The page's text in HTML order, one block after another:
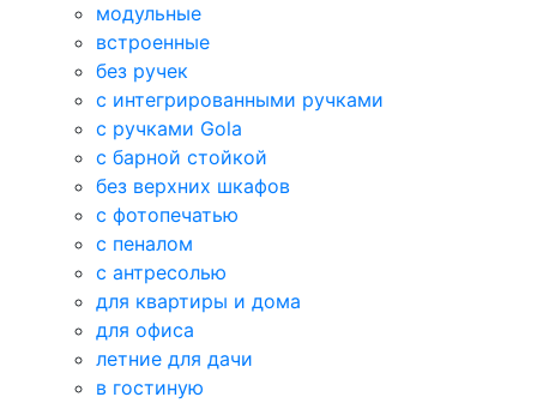
модульные
встроенные
без ручек
с интегрированными ручками
с ручками Gola
с барной стойкой
без верхних шкафов
с фотопечатью
с пеналом
с антресолью
для квартиры и дома
для офиса
летние для дачи
в гостиную